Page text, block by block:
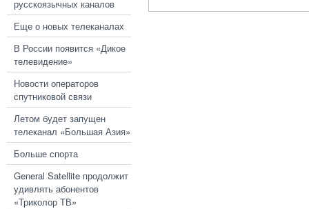
русскоязычных каналов
Еще о новых телеканалах
В России появится «Дикое
телевидение»
Новости операторов
спутниковой связи
Летом будет запущен
телеканал «Большая Азия»
Больше спорта
General Satellite продолжит
удивлять абонентов
«Триколор ТВ»